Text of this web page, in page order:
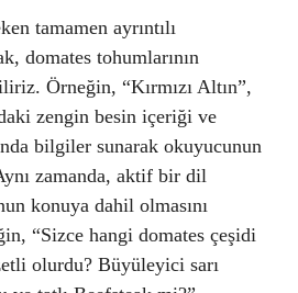
tamamen ayrıntılı
domates tohumlarının
Örneğin, “Kırmızı Altın”,
zengin besin içeriği ve
bilgiler sunarak okuyucunun
zamanda, aktif bir dil
konuya dahil olmasını
“Sizce hangi domates çeşidi
olurdu? Büyüleyici sarı